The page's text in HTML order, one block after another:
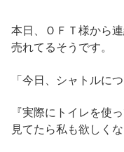
本日、ＯＦＴ様から
売れてるそうです。
「今日、シャトルに
『実際にトイレを使
見てたら私も欲しくな